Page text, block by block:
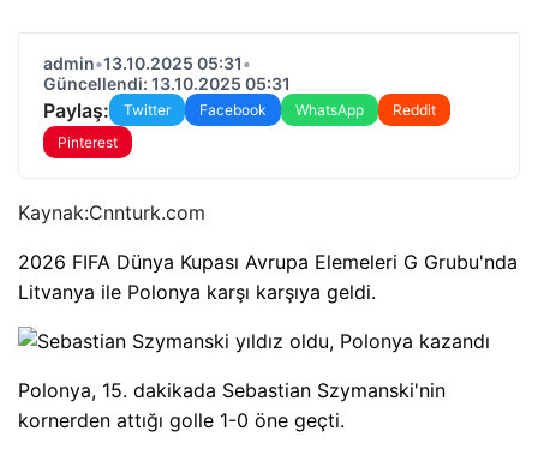
admin•13.10.2025 05:31•
Güncellendi: 13.10.2025 05:31
Paylaş: Twitter Facebook WhatsApp
Reddit
Pinterest
Kaynak:Cnnturk.com
2026 FIFA Dünya Kupası Avrupa Elemeleri G Grubu'nda
Litvanya ile Polonya karşı karşıya geldi.
Polonya, 15. dakikada Sebastian Szymanski'nin
kornerden attığı golle 1-0 öne geçti.